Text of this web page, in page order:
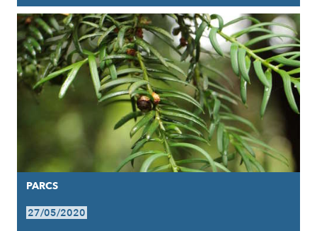
PARCS
27/05/2020